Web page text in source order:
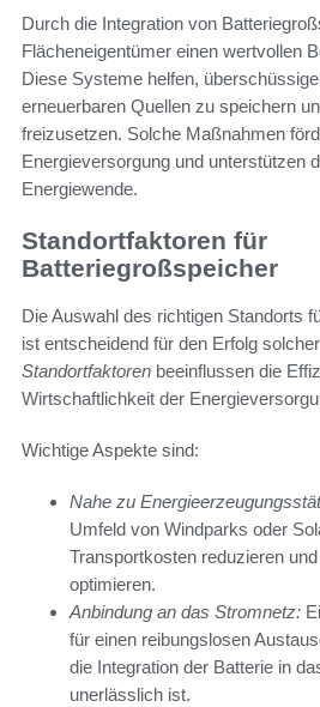
Durch die Integration von
Flächeneigentümer einen wertvollen
Diese Systeme helfen,
erneuerbaren Quellen zu speichern
freizusetzen. Solche Maßnahmen
Energieversorgung und unterstützen
Energiewende.
Standortfaktoren für
Batteriegroßspeicher
Die Auswahl des richtigen Standorts
ist entscheidend für den Erfolg
Standortfaktoren beeinflussen die
Wirtschaftlichkeit der
Wichtige Aspekte sind:
Nahe zu
Umfeld von Windparks oder
Transportkosten reduzieren
optimieren.
Anbindung an das Stromnetz:
für einen reibungslosen
die Integration der Batterie in
unerlässlich ist.